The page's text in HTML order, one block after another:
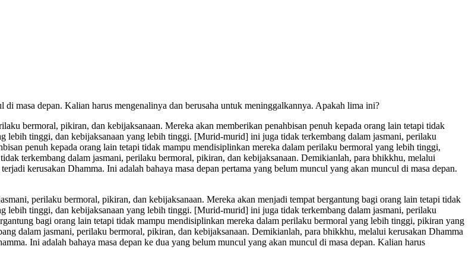
di masa depan. Kalian harus mengenalinya dan berusaha untuk meninggalkannya. Apakah lima ini?
bermoral, pikiran, dan kebijaksanaan. Mereka akan memberikan penahbisan penuh kepada orang lain tetapi tidak
tinggi, dan kebijaksanaan yang lebih tinggi. [Murid-murid] ini juga tidak terkembang dalam jasmani, perilaku
penuh kepada orang lain tetapi tidak mampu mendisiplinkan mereka dalam perilaku bermoral yang lebih tinggi,
terkembang dalam jasmani, perilaku bermoral, pikiran, dan kebijaksanaan. Demikianlah, para bhikkhu, melalui
kerusakan Dhamma. Ini adalah bahaya masa depan pertama yang belum muncul yang akan muncul di masa depan.
perilaku bermoral, pikiran, dan kebijaksanaan. Mereka akan menjadi tempat bergantung bagi orang lain tetapi tidak
tinggi, dan kebijaksanaan yang lebih tinggi. [Murid-murid] ini juga tidak terkembang dalam jasmani, perilaku
bagi orang lain tetapi tidak mampu mendisiplinkan mereka dalam perilaku bermoral yang lebih tinggi, pikiran yang
dalam jasmani, perilaku bermoral, pikiran, dan kebijaksanaan. Demikianlah, para bhikkhu, melalui kerusakan Dhamma
Ini adalah bahaya masa depan ke dua yang belum muncul yang akan muncul di masa depan. Kalian harus